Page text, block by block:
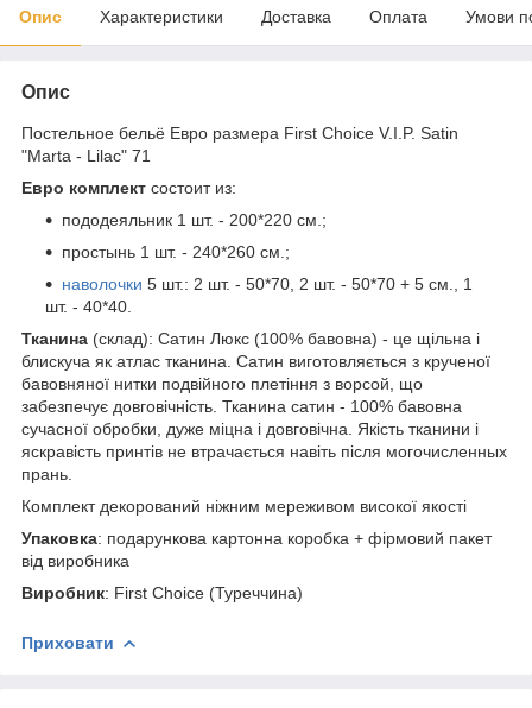
Опис Характеристики Доставка Оплата Умови
Опис
Постельное бельё Евро размера First Choice V.I.P. Satin
"Marta - Lilac" 71
Евро комплект состоит из:
пододеяльник 1 шт. - 200*220 см.;
простынь 1 шт. - 240*260 см.;
наволочки 5 шт.: 2 шт. - 50*70, 2 шт. - 50*70 + 5 см., 1
шт. - 40*40.
Тканина (склад): Сатин Люкс (100% бавовна) - це щільна і
блискуча як атлас тканина. Сатин виготовляється з крученої
бавовняної нитки подвійного плетіння з ворсой, що
забезпечує довговічність. Тканина сатин - 100% бавовна
сучасної обробки, дуже міцна і довговічна. Якість тканини і
яскравість принтів не втрачається навіть після могочисленных
прань.
Комплект декорований ніжним мереживом високої якості
Упаковка: подарункова картонна коробка + фірмовий пакет
від виробника
Виробник: First Choice (Туреччина)
Приховати